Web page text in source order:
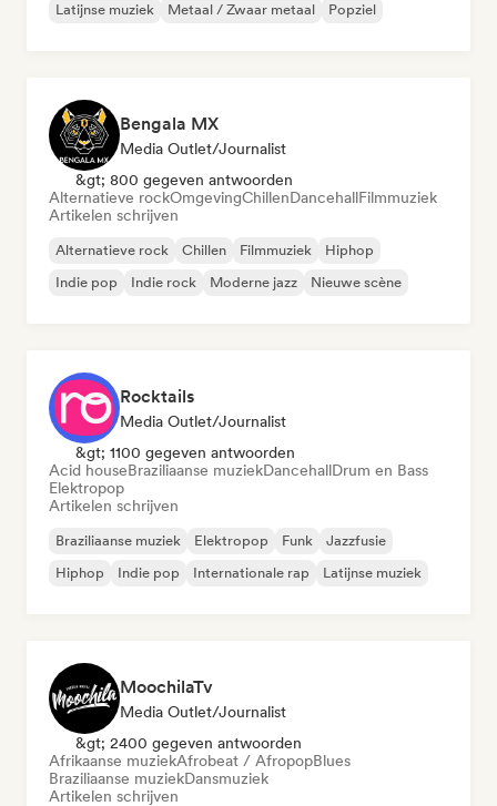
Latijnse muziek
Metaal / Zwaar metaal Popziel
Bengala MX
Media Outlet/Journalist
&gt; 800 gegeven antwoorden
Alternatieve rockOmgevingChillenDancehallFilmmuziek
Artikelen schrijven
Alternatieve rock Chillen Filmmuziek
Hiphop
Indie pop
Indie rock Moderne jazz Nieuwe scène
Rocktails
Media Outlet/Journalist
&gt; 1100 gegeven antwoorden
Acid houseBraziliaanse muziekDancehallDrum en Bass
Elektropop
Artikelen schrijven
Braziliaanse muziek Elektropop Funk
Jazzfusie
Hiphop
Indie pop Internationale rap Latijnse muziek
MoochilaTv
Media Outlet/Journalist
&gt; 2400 gegeven antwoorden
Afrikaanse muziekAfrobeat / AfropopBlues
Braziliaanse muziekDansmuziek
Artikelen schrijven